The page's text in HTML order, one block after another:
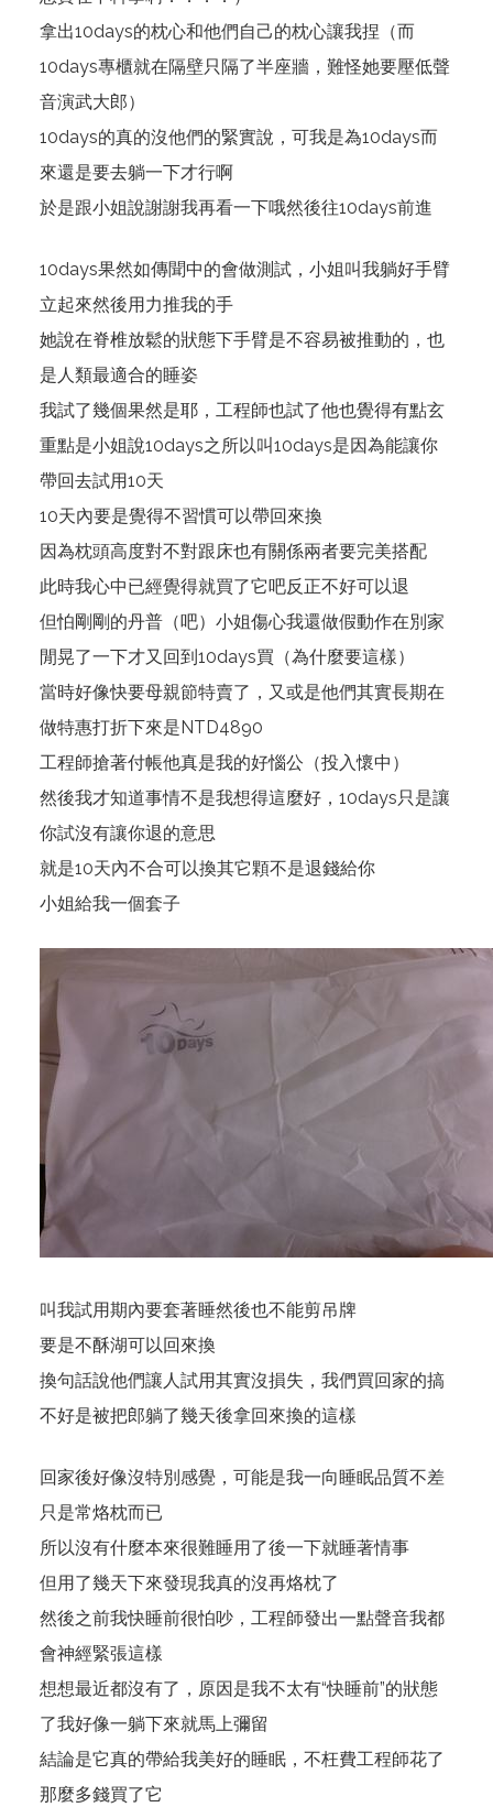
拿出10days的枕心和他們自己的枕心讓我捏（而
10days專櫃就在隔壁只隔了半座牆，難怪她要壓低聲
音演武大郎）
10days的真的沒他們的緊實說，可我是為10days而
來還是要去躺一下才行啊
於是跟小姐說謝謝我再看一下哦然後往10days前進
10days果然如傳聞中的會做測試，小姐叫我躺好手臂
立起來然後用力推我的手
她說在脊椎放鬆的狀態下手臂是不容易被推動的，也
是人類最適合的睡姿
我試了幾個果然是耶，工程師也試了他也覺得有點玄
重點是小姐說10days之所以叫10days是因為能讓你
帶回去試用10天
10天內要是覺得不習慣可以帶回來換
因為枕頭高度對不對跟床也有關係兩者要完美搭配
此時我心中已經覺得就買了它吧反正不好可以退
但怕剛剛的丹普（吧）小姐傷心我還做假動作在別家
閒晃了一下才又回到10days買（為什麼要這樣）
當時好像快要母親節特賣了，又或是他們其實長期在
做特惠打折下來是NTD4890
工程師搶著付帳他真是我的好惱公（投入懷中）
然後我才知道事情不是我想得這麼好，10days只是讓
你試沒有讓你退的意思
就是10天內不合可以換其它顆不是退錢給你
小姐給我一個套子
叫我試用期內要套著睡然後也不能剪吊牌
要是不酥湖可以回來換
換句話說他們讓人試用其實沒損失，我們買回家的搞
不好是被把郎躺了幾天後拿回來換的這樣
回家後好像沒特別感覺，可能是我一向睡眠品質不差
只是常烙枕而已
所以沒有什麼本來很難睡用了後一下就睡著情事
但用了幾天下來發現我真的沒再烙枕了
然後之前我快睡前很怕吵，工程師發出一點聲音我都
會神經緊張這樣
想想最近都沒有了，原因是我不太有“快睡前”的狀態
了我好像一躺下來就馬上彌留
結論是它真的帶給我美好的睡眠，不枉費工程師花了
那麼多錢買了它